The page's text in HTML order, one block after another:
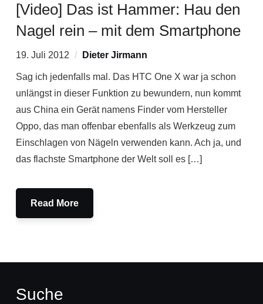
[Video] Das ist Hammer: Hau den
Nagel rein – mit dem Smartphone
19. Juli 2012 Dieter Jirmann
Sag ich jedenfalls mal. Das HTC One X war ja schon
unlängst in dieser Funktion zu bewundern, nun kommt
aus China ein Gerät namens Finder vom Hersteller
Oppo, das man offenbar ebenfalls als Werkzeug zum
Einschlagen von Nägeln verwenden kann. Ach ja, und
das flachste Smartphone der Welt soll es […]
Read More
Suche